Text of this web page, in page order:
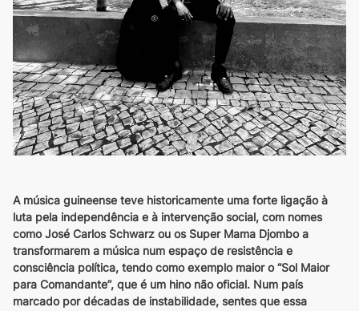
A música guineense teve historicamente uma forte ligação à
luta pela independência e à intervenção social, com nomes
como José Carlos Schwarz ou os Super Mama Djombo a
transformarem a música num espaço de resistência e
consciência política, tendo como exemplo maior o “Sol Maior
para Comandante”, que é um hino não oficial. Num país
marcado por décadas de instabilidade, sentes que essa